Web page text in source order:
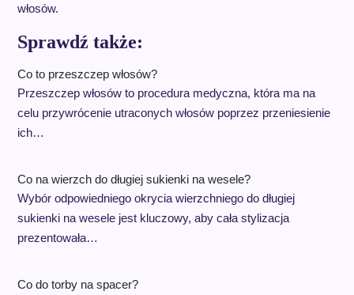
włosów.
Sprawdź także:
Co to przeszczep włosów?
Przeszczep włosów to procedura medyczna, która ma na
celu przywrócenie utraconych włosów poprzez przeniesienie
ich…
Co na wierzch do długiej sukienki na wesele?
Wybór odpowiedniego okrycia wierzchniego do długiej
sukienki na wesele jest kluczowy, aby cała stylizacja
prezentowała…
Co do torby na spacer?